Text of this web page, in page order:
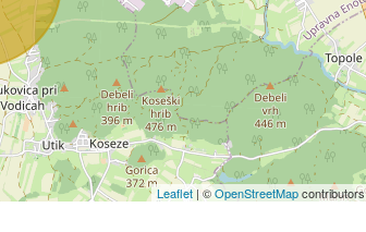
Leaflet| ©OpenStreetMapcontributors